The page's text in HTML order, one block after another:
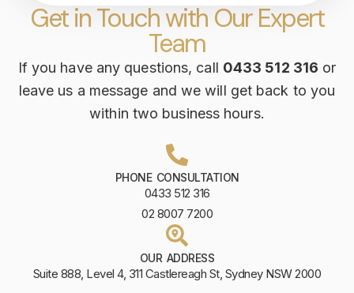
Get in Touch with Our Expert
Team
If you have any questions, call 0433 512 316 or
leave us a message and we will get back to you
within two business hours.
PHONE CONSULTATION
0433 512 316
02 8007 7200
OUR ADDRESS
Suite 888, Level 4, 311 Castlereagh St, Sydney NSW 2000